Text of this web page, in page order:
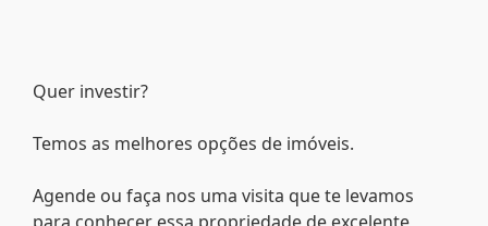
Quer investir?
Temos as melhores opções de imóveis.
Agende ou faça nos uma visita que te levamos